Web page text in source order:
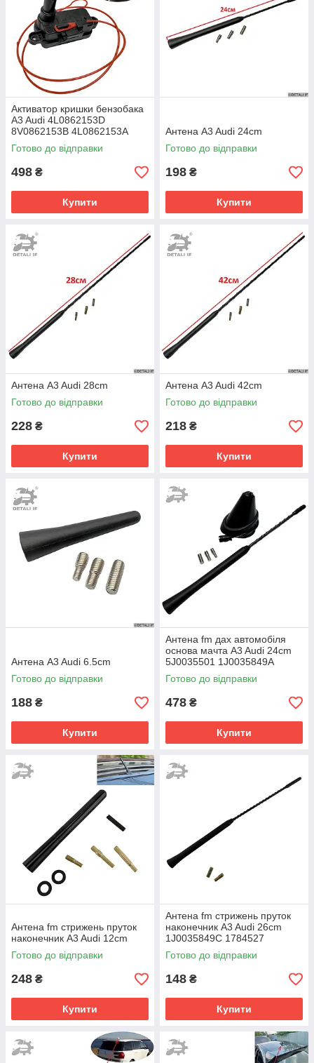
Активатор кришки бензобака
A3 Audi 4L0862153D
8V0862153B 4L0862153A
Готово до відправки
498 ₴
Купити
Антена A3 Audi 24cm
Готово до відправки
198 ₴
Купити
Антена A3 Audi 28cm
Готово до відправки
228 ₴
Купити
Антена A3 Audi 42cm
Готово до відправки
218 ₴
Купити
Антена A3 Audi 6.5cm
Готово до відправки
188 ₴
Купити
Антена fm дах автомобіля
основа мачта A3 Audi 24cm
5J0035501 1J0035849A
1J0035849C
Готово до відправки
478 ₴
Купити
Антена fm стрижень пруток
наконечник A3 Audi 12cm
Готово до відправки
248 ₴
Купити
Антена fm стрижень пруток
наконечник A3 Audi 26cm
1J0035849C 1784527
100093610 90566812
1784011
Готово до відправки
148 ₴
Купити